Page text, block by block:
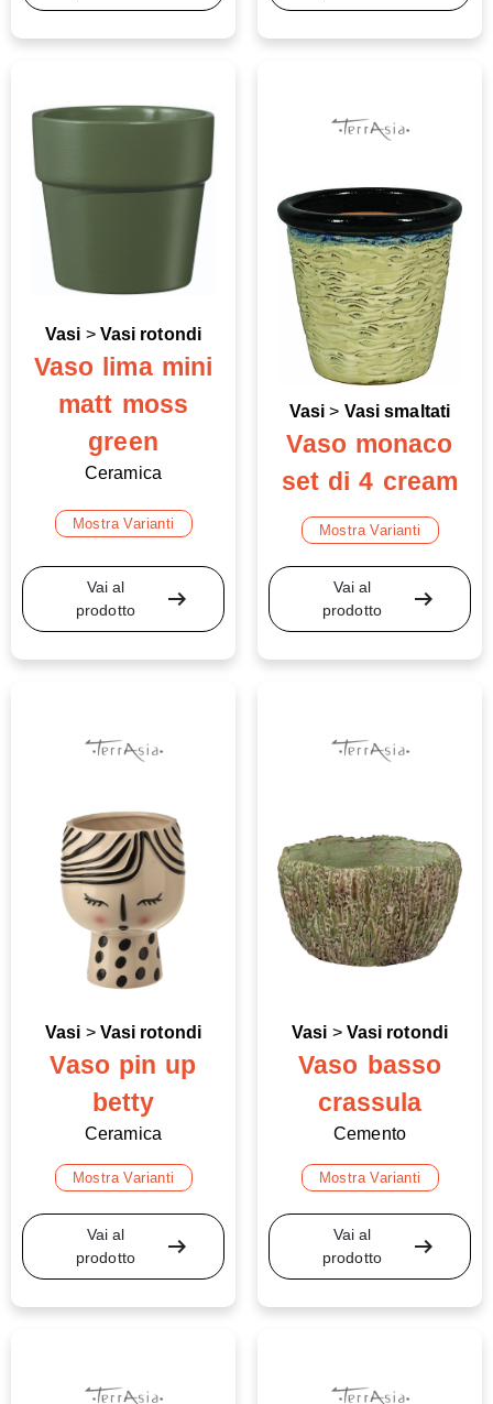
Vasi > Vasi rotondi
Vaso lima mini
matt moss
green
Ceramica
Mostra Varianti
Vai al
prodotto
arrow_right_alt
Vasi > Vasi smaltati
Vaso monaco
set di 4 cream
Mostra Varianti
Vai al
prodotto
arrow_right_alt
Vasi > Vasi rotondi
Vaso pin up
betty
Ceramica
Mostra Varianti
Vai al
prodotto
arrow_right_alt
Vasi > Vasi rotondi
Vaso basso
crassula
Cemento
Mostra Varianti
Vai al
prodotto
arrow_right_alt